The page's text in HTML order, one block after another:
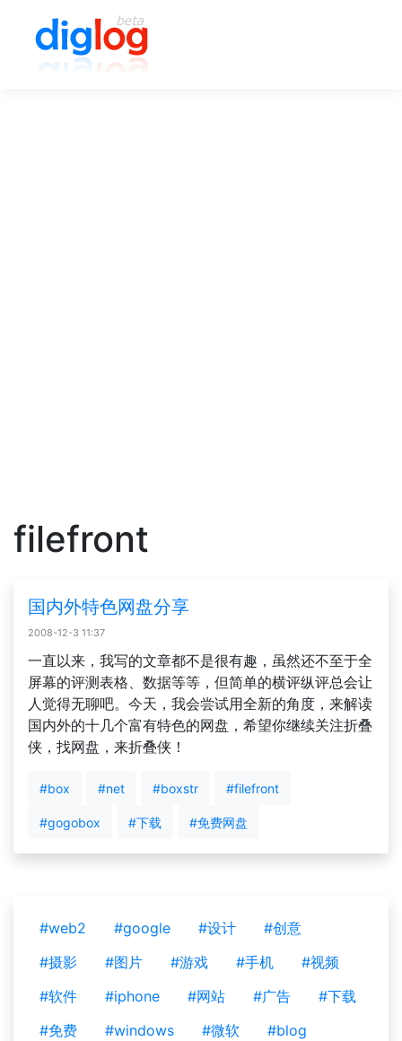
filefront
国内外特色网盘分享
2008-12-3 11:37
一直以来，我写的文章都不是很有趣，虽然还不至于全
屏幕的评测表格、数据等等，但简单的横评纵评总会让
人觉得无聊吧。今天，我会尝试用全新的角度，来解读
国内外的十几个富有特色的网盘，希望你继续关注折叠
侠，找网盘，来折叠侠！
#box #net #boxstr #filefront
#gogobox #下载 #免费网盘
#web2 #google #设计
#创意
#摄影
#图片 #游戏 #手机
#视频
#软件
#iphone #网站 #广告
#下载
#免费
#windows #微软
#blog